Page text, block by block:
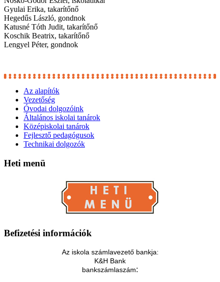
Gyulai Erika, takarítőnő
Hegedűs László, gondnok
Katusné Tóth Judit, takarítőnő
Koschik Beatrix, takarítőnő
Lengyel Péter, gondnok
Az alapítók
Vezetőség
Óvodai dolgozóink
Általános iskolai tanárok
Középiskolai tanárok
Fejlesztő pedagógusok
Technikai dolgozók
Heti menü
Befizetési információk
Az iskola számlavezető bankja:
K&H Bank
bankszámlaszám: